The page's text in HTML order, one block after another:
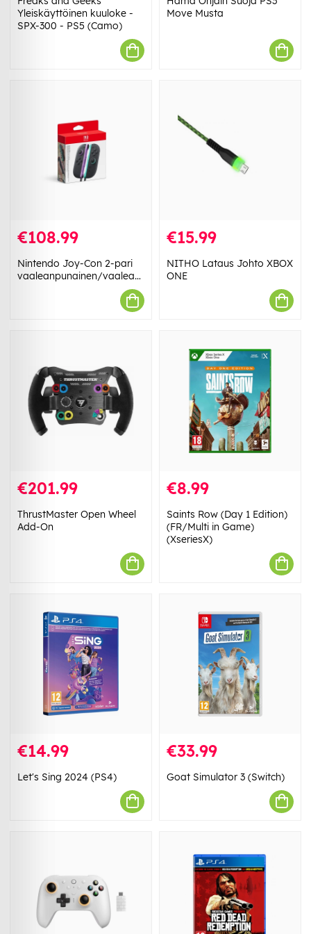
Yleiskäyttöinen kuuloke -
SPX-300 - PS5 (Camo)
Move Musta
€108.99
Nintendo Joy-Con 2-pari
vaaleanpunainen/vaaleanvihreä
€15.99
NITHO Lataus Johto XBOX
ONE
€201.99
ThrustMaster Open Wheel
Add-On
€8.99
Saints Row (Day 1 Edition)
(FR/Multi in Game)
(XseriesX)
€14.99
Let's Sing 2024 (PS4)
€33.99
Goat Simulator 3 (Switch)